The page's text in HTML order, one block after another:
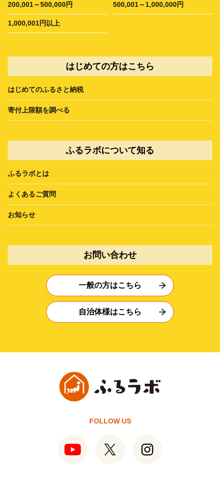
200,001～500,000円 500,001～1,000,000円
1,000,001円以上
はじめての方はこちら
はじめてのふるさと納税
寄付上限額を調べる
ふるラボについて知る
ふるラボとは
よくあるご質問
お知らせ
お問い合わせ
一般の方はこちら
自治体様はこちら
FOLLOW US